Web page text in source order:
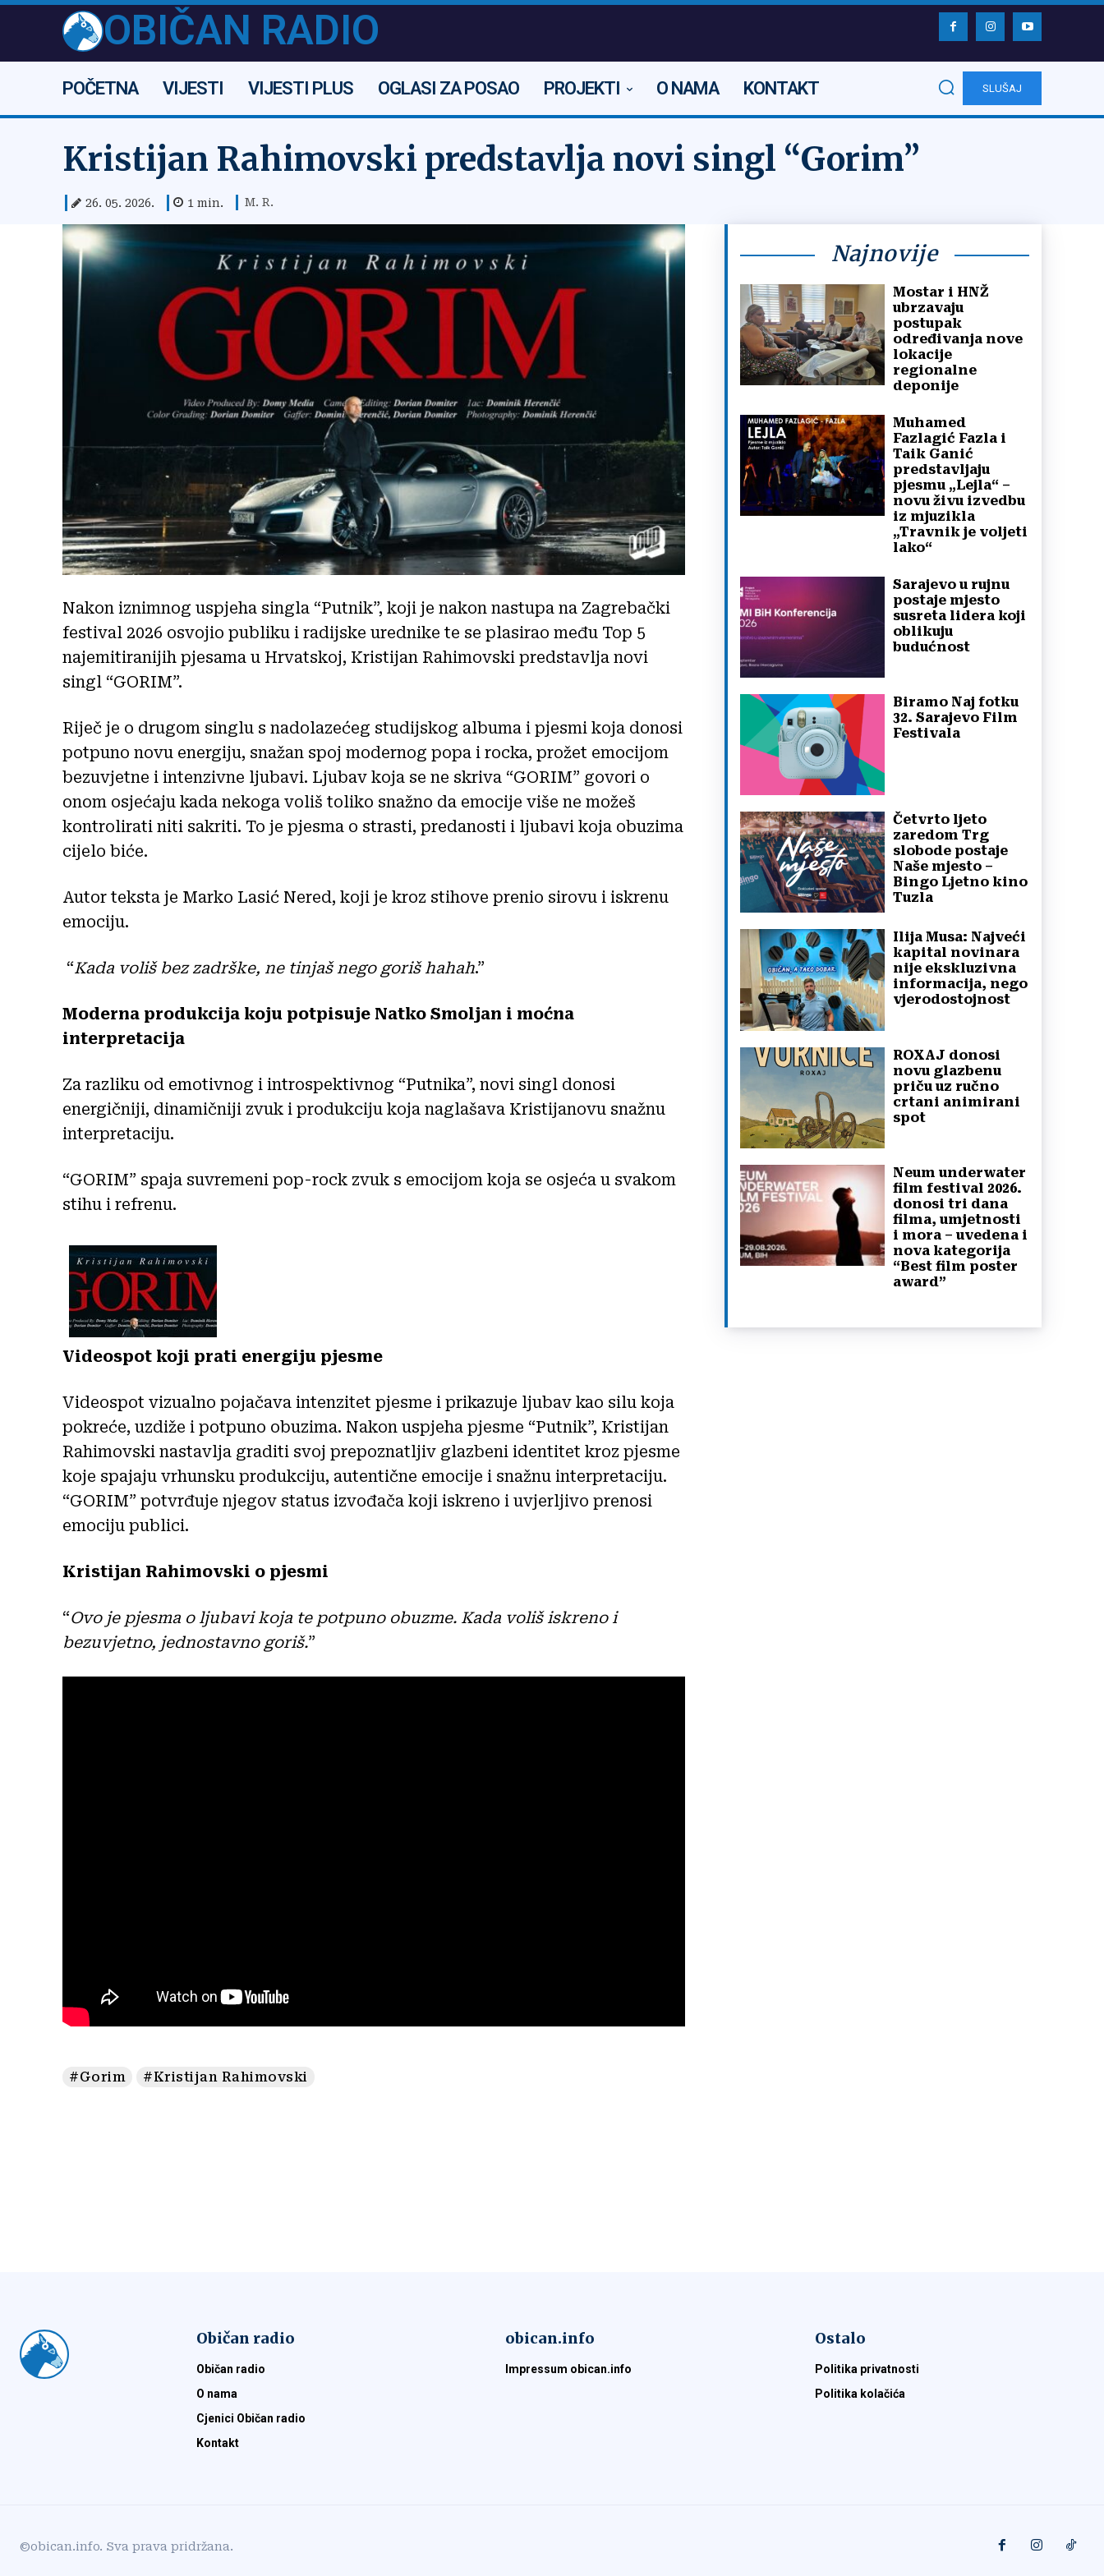
OBIČAN RADIO
POČETNA VIJESTI VIJESTI PLUS OGLASI ZA POSAO PROJEKTI O NAMA KONTAKT SLUŠAJ
Kristijan Rahimovski predstavlja novi singl “Gorim”
26. 05. 2026. 1 min. M. R.
Nakon iznimnog uspjeha singla “Putnik”, koji je nakon nastupa na Zagrebački
festival 2026 osvojio publiku i radijske urednike te se plasirao među Top 5
najemitiranijih pjesama u Hrvatskoj, Kristijan Rahimovski predstavlja novi
singl “GORIM”.
Riječ je o drugom singlu s nadolazećeg studijskog albuma i pjesmi koja donosi
potpuno novu energiju, snažan spoj modernog popa i rocka, prožet emocijom
bezuvjetne i intenzivne ljubavi. Ljubav koja se ne skriva “GORIM” govori o
onom osjećaju kada nekoga voliš toliko snažno da emocije više ne možeš
kontrolirati niti sakriti. To je pjesma o strasti, predanosti i ljubavi koja obuzima
cijelo biće.
Autor teksta je Marko Lasić Nered, koji je kroz stihove prenio sirovu i iskrenu
emociju.
“Kada voliš bez zadrške, ne tinjaš nego goriš hahah.”
Moderna produkcija koju potpisuje Natko Smoljan i moćna
interpretacija
Za razliku od emotivnog i introspektivnog “Putnika”, novi singl donosi
energičniji, dinamičniji zvuk i produkciju koja naglašava Kristijanovu snažnu
interpretaciju.
“GORIM” spaja suvremeni pop-rock zvuk s emocijom koja se osjeća u svakom
stihu i refrenu.
Videospot koji prati energiju pjesme
Videospot vizualno pojačava intenzitet pjesme i prikazuje ljubav kao silu koja
pokreće, uzdiže i potpuno obuzima. Nakon uspjeha pjesme “Putnik”, Kristijan
Rahimovski nastavlja graditi svoj prepoznatljiv glazbeni identitet kroz pjesme
koje spajaju vrhunsku produkciju, autentične emocije i snažnu interpretaciju.
“GORIM” potvrđuje njegov status izvođača koji iskreno i uvjerljivo prenosi
emociju publici.
Kristijan Rahimovski o pjesmi
“Ovo je pjesma o ljubavi koja te potpuno obuzme. Kada voliš iskreno i
bezuvjetno, jednostavno goriš.”
#Gorim #Kristijan Rahimovski
Najnovije
Mostar i HNŽ
ubrzavaju
postupak
određivanja nove
lokacije
regionalne
deponije
Muhamed
Fazlagić Fazla i
Taik Ganić
predstavljaju
pjesmu „Lejla“ –
novu živu izvedbu
iz mjuzikla
„Travnik je voljeti
lako“
Sarajevo u rujnu
postaje mjesto
susreta lidera koji
oblikuju
budućnost
Biramo Naj fotku
32. Sarajevo Film
Festivala
Četvrto ljeto
zaredom Trg
slobode postaje
Naše mjesto –
Bingo Ljetno kino
Tuzla
Ilija Musa: Najveći
kapital novinara
nije ekskluzivna
informacija, nego
vjerodostojnost
ROXAJ donosi
novu glazbenu
priču uz ručno
crtani animirani
spot
Neum underwater
film festival 2026.
donosi tri dana
filma, umjetnosti
i mora – uvedena i
nova kategorija
“Best film poster
award”
Običan radio
Običan radio
O nama
Cjenici Običan radio
Kontakt
obican.info
Impressum obican.info
Ostalo
Politika privatnosti
Politika kolačića
©obican.info. Sva prava pridržana.